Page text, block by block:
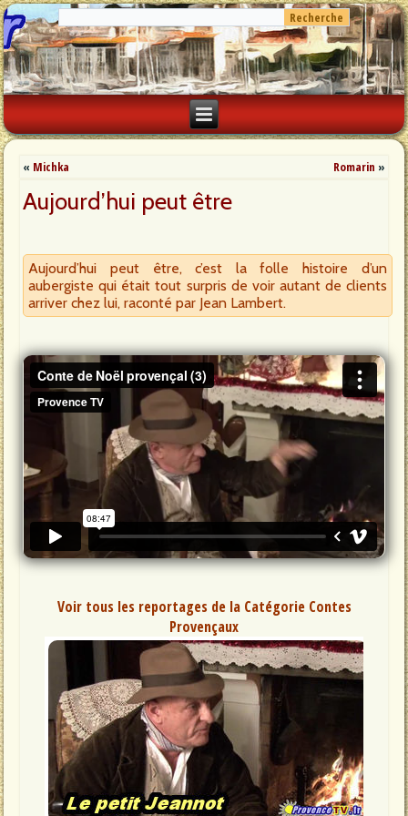
« Michka Romarin »
Aujourd’hui peut être
Aujourd’hui peut être, c’est la folle histoire d’un
aubergiste qui était tout surpris de voir autant de clients
arriver chez lui, raconté par Jean Lambert.
Voir tous les reportages de la Catégorie Contes
Provençaux